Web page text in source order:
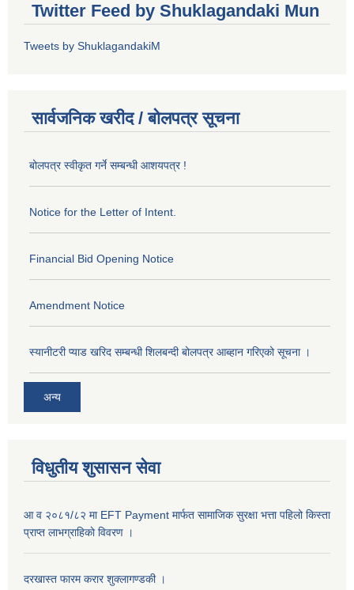
Twitter Feed by Shuklagandaki Mun
Tweets by ShuklagandakiM
सार्वजनिक खरीद / बोलपत्र सूचना
बोलपत्र स्वीकृत गर्ने सम्बन्धी आशयपत्र !
Notice for the Letter of Intent.
Financial Bid Opening Notice
Amendment Notice
स्यानीटरी प्याड खरिद सम्बन्धी शिलबन्दी बोलपत्र आब्हान गरिएको सूचना ।
अन्य
विधुतीय शुसासन सेवा
आ व २०८१/८२ मा EFT Payment मार्फत सामाजिक सुरक्षा भत्ता पहिलो किस्ता
प्राप्त लाभग्राहिकाे विवरण ।
दरखास्त फारम करार शुक्लागण्डकी ।